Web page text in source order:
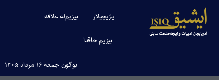
یازیچیلار بیزیم‌له علاقه
بیزیم حاقدا
بوگون جمعه ۱۶ مرداد ۱۴۰۵